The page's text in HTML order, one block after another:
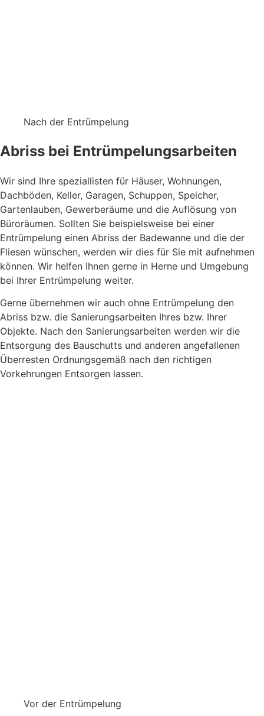
Nach der Entrümpelung
Abriss bei Entrümpelungsarbeiten
Wir sind Ihre speziallisten für Häuser, Wohnungen,
Dachböden, Keller, Garagen, Schuppen, Speicher,
Gartenlauben, Gewerberäume und die Auflösung von
Büroräumen. Sollten Sie beispielsweise bei einer
Entrümpelung einen Abriss der Badewanne und die der
Fliesen wünschen, werden wir dies für Sie mit aufnehmen
können. Wir helfen Ihnen gerne in Herne und Umgebung
bei Ihrer Entrümpelung weiter.
Gerne übernehmen wir auch ohne Entrümpelung den
Abriss bzw. die Sanierungsarbeiten Ihres bzw. Ihrer
Objekte. Nach den Sanierungsarbeiten werden wir die
Entsorgung des Bauschutts und anderen angefallenen
Überresten Ordnungsgemäß nach den richtigen
Vorkehrungen Entsorgen lassen.
Vor der Entrümpelung